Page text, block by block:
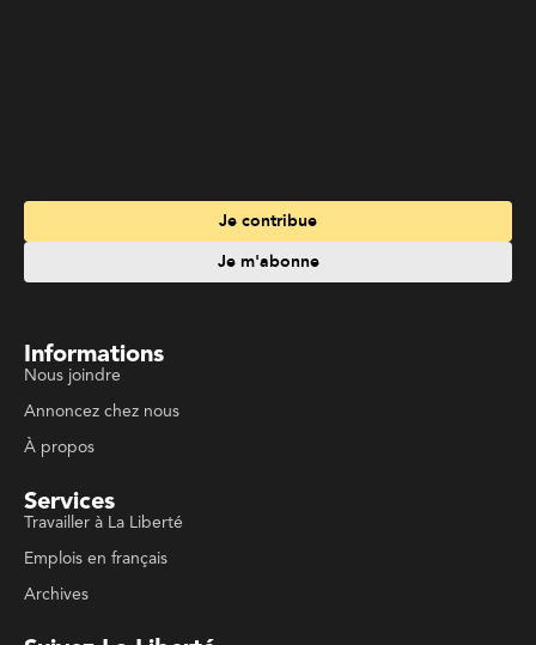
Informations
Services
Travailler à La Liberté
Emplois en français
Suivez La Liberté